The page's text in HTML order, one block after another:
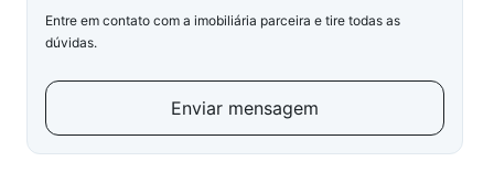
Entre em contato com a imobiliária parceira e tire todas as
dúvidas.
Enviar mensagem